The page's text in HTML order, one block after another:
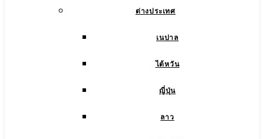
ต่างประเทศ
เนปาล
ไต้หวัน
ญี่ปุ่น
ลาว